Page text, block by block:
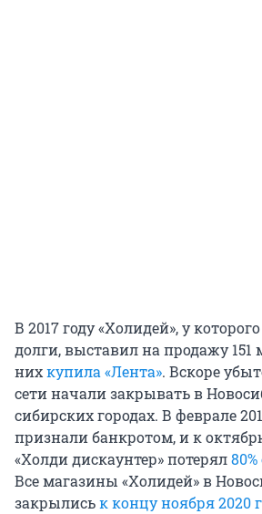
В 2017 году «Холидей», у
долги, выставил на продажу 151
нихкупила «Лента». Вскоре
сети начали закрывать в
сибирских городах. В феврале
признали банкротом, и к
«Холди дискаунтер» потерял
Все магазины «Холидей» в
закрылиськ концу ноября 2020